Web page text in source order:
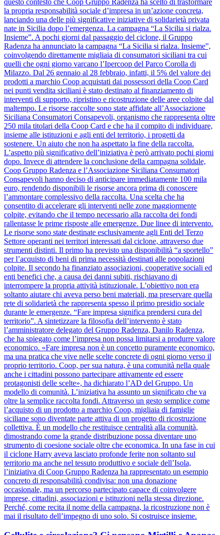
questo contesto che Coop Gruppo Radenza ha scelto di trasformare
la propria responsabilità sociale d’impresa in un’azione concreta,
lanciando una delle più significative iniziative di solidarietà privata
nate in Sicilia dopo l’emergenza. La campagna “La Sicilia si rialza.
Insieme”. A pochi giorni dal passaggio del ciclone, il Gruppo
Radenza ha annunciato la campagna “La Sicilia si rialza. Insieme”,
coinvolgendo direttamente migliaia di consumatori siciliani tra cui
quelli che ogni giorno varcano l’Ipercoop del Parco Corolla di
Milazzo. Dal 26 gennaio al 28 febbraio, infatti, il 5% del valore dei
prodotti a marchio Coop acquistati dai possessori della Coop Card
nei punti vendita siciliani è stato destinato al finanziamento di
interventi di supporto, ripristino e ricostruzione delle aree colpite dal
maltempo. Le risorse raccolte sono state affidate all’Associazione
Siciliana Consumatori Consapevoli, organismo che rappresenta oltre
250 mila titolari della Coop Card e che ha il compito di individuare,
insieme alle istituzioni e agli enti del territorio, i progetti da
sostenere. Un aiuto che non ha aspettato la fine della raccolta.
L’aspetto più significativo dell’iniziativa è però arrivato pochi giorni
dopo. Invece di attendere la conclusione della campagna solidale,
Coop Gruppo Radenza e l’Associazione Siciliana Consumatori
Consapevoli hanno deciso di anticipare immediatamente 100 mila
euro, rendendo disponibili le risorse ancora prima di conoscere
l’ammontare complessivo della raccolta. Una scelta che ha
consentito di accelerare gli interventi nelle zone maggiormente
colpite, evitando che il tempo necessario alla raccolta dei fondi
rallentasse le prime risposte alle emergenze. Due linee di intervento.
Le risorse sono state destinate esclusivamente agli Enti del Terzo
Settore operanti nei territori interessati dal ciclone, attraverso due
strumenti distinti. Il primo ha previsto una disponibilità “a sportello”
per l’acquisto di beni di prima necessità destinati alle popolazioni
colpite. Il secondo ha finanziato associazioni, cooperative sociali ed
enti benefici che, a causa dei danni subiti, rischiavano di
interrompere la propria attività istituzionale. L’obiettivo non era
soltanto aiutare chi aveva perso beni materiali, ma preservare quella
rete di solidarietà che rappresenta spesso il primo presidio sociale
durante le emergenze. “Fare impresa significa prendersi cura del
territorio”. A sintetizzare la filosofia dell’intervento è stato
l’amministratore delegato del Gruppo Radenza, Danilo Radenza,
che ha spiegato come l’impresa non possa limitarsi a produrre valore
economico. «Fare impresa non è un concetto puramente economico,
ma una pratica che vive nelle scelte concrete di ogni giorno verso il
proprio territorio. Coop, per sua natura, è una comunità nella quale
anche i cittadini possono partecipare attivamente ed essere
protagonisti delle scelte», ha dichiarato l’AD del Gruppo. Un
modello di comunità. L’iniziativa ha assunto un significato che va
oltre la semplice raccolta fondi. Attraverso un gesto semplice come
l’acquisto di un prodotto a marchio Coop, migliaia di famiglie
siciliane sono diventate parte attiva di un progetto di ricostruzione
collettiva. È un modello che restituisce centralità alla comunità,
dimostrando come la grande distribuzione possa diventare uno
strumento di coesione sociale oltre che economica. In una fase in cui
il ciclone Harry aveva lasciato profonde ferite non soltanto sul
territorio ma anche nel tessuto produttivo e sociale dell’Isola,
l’iniziativa di Coop Gruppo Radenza ha rappresentato un esempio
concreto di responsabilità condivisa: non una donazione
occasionale, ma un percorso partecipato capace di coinvolgere
imprese, cittadini, associazioni e istituzioni nella stessa direzione.
Perché, come recita il nome della campagna, la ricostruzione non è
mai il risultato dell’impegno di uno solo. Si costruisce insieme.